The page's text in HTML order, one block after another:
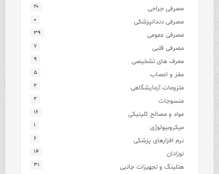
مصرفی جراحی ۲۰
مصرفی دندانپزشکی ۰
مصرفی عمومی ۳۹
مصرفی قلبی ۷
معرف های تشخیصی ۹
مغز و اعصاب ۵
ملزومات آزمایشگاهی ۲
منسوجات ۲
مواد و مصالح کلینیکی ۱۶
میکروبیولوژی ۱
نرم افزارهای پزشکی ۶
نوزادان ۱۴
هتلینگ و تجهیزات جانبی ۳۱